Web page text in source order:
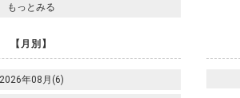
もっとみる
【月別】
2026年08月(6)